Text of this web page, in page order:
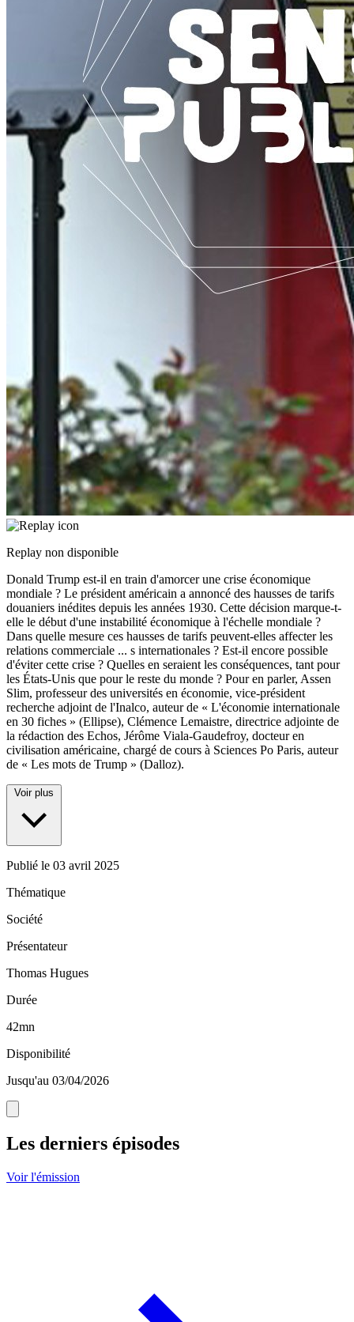
Replay non disponible
Donald Trump est-il en train d'amorcer une crise économique
mondiale ? Le président américain a annoncé des hausses de tarifs
douaniers inédites depuis les années 1930. Cette décision marque-t-
elle le début d'une instabilité économique à l'échelle mondiale ?
Dans quelle mesure ces hausses de tarifs peuvent-elles affecter les
relations commerciale ... s internationales ? Est-il encore possible
d'éviter cette crise ? Quelles en seraient les conséquences, tant pour
les États-Unis que pour le reste du monde ? Pour en parler, Assen
Slim, professeur des universités en économie, vice-président
recherche adjoint de l'Inalco, auteur de « L'économie internationale
en 30 fiches » (Ellipse), Clémence Lemaistre, directrice adjointe de
la rédaction des Echos, Jérôme Viala-Gaudefroy, docteur en
civilisation américaine, chargé de cours à Sciences Po Paris, auteur
de « Les mots de Trump » (Dalloz).
Voir plus
Publié le 03 avril 2025
Thématique
Société
Présentateur
Thomas Hugues
Durée
42mn
Disponibilité
Jusqu'au 03/04/2026
Les derniers épisodes
Voir l'émission